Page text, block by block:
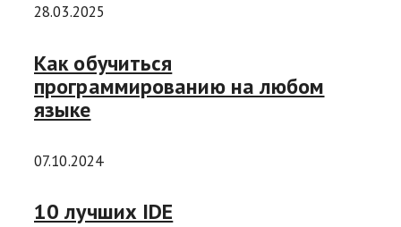
28.03.2025
Как обучиться
программированию на любом
языке
07.10.2024
10 лучших IDE